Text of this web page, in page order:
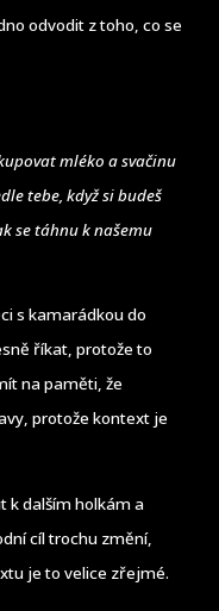
odvodit z toho, co se
mléko a svačinu
tebe, když si budeš
se táhnu k našemu
s kamarádkou do
říkat, protože to
na paměti, že
protože kontext je
k dalším holkám a
cíl trochu změní,
je to velice zřejmé.